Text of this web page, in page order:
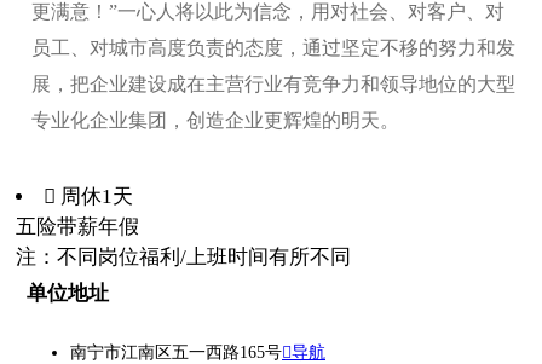
更满意！”一心人将以此为信念，用对社会、对客户、对
员工、对城市高度负责的态度，通过坚定不移的努力和发
展，把企业建设成在主营行业有竞争力和领导地位的大型
专业化企业集团，创造企业更辉煌的明天。
 周休1天
五险带薪年假
注：不同岗位福利/上班时间有所不同
单位地址
南宁市江南区五一西路165号导航